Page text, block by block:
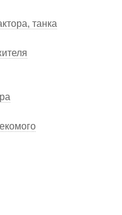
танка